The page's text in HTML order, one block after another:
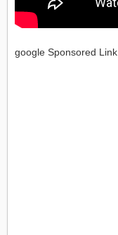
google Sponsored Link